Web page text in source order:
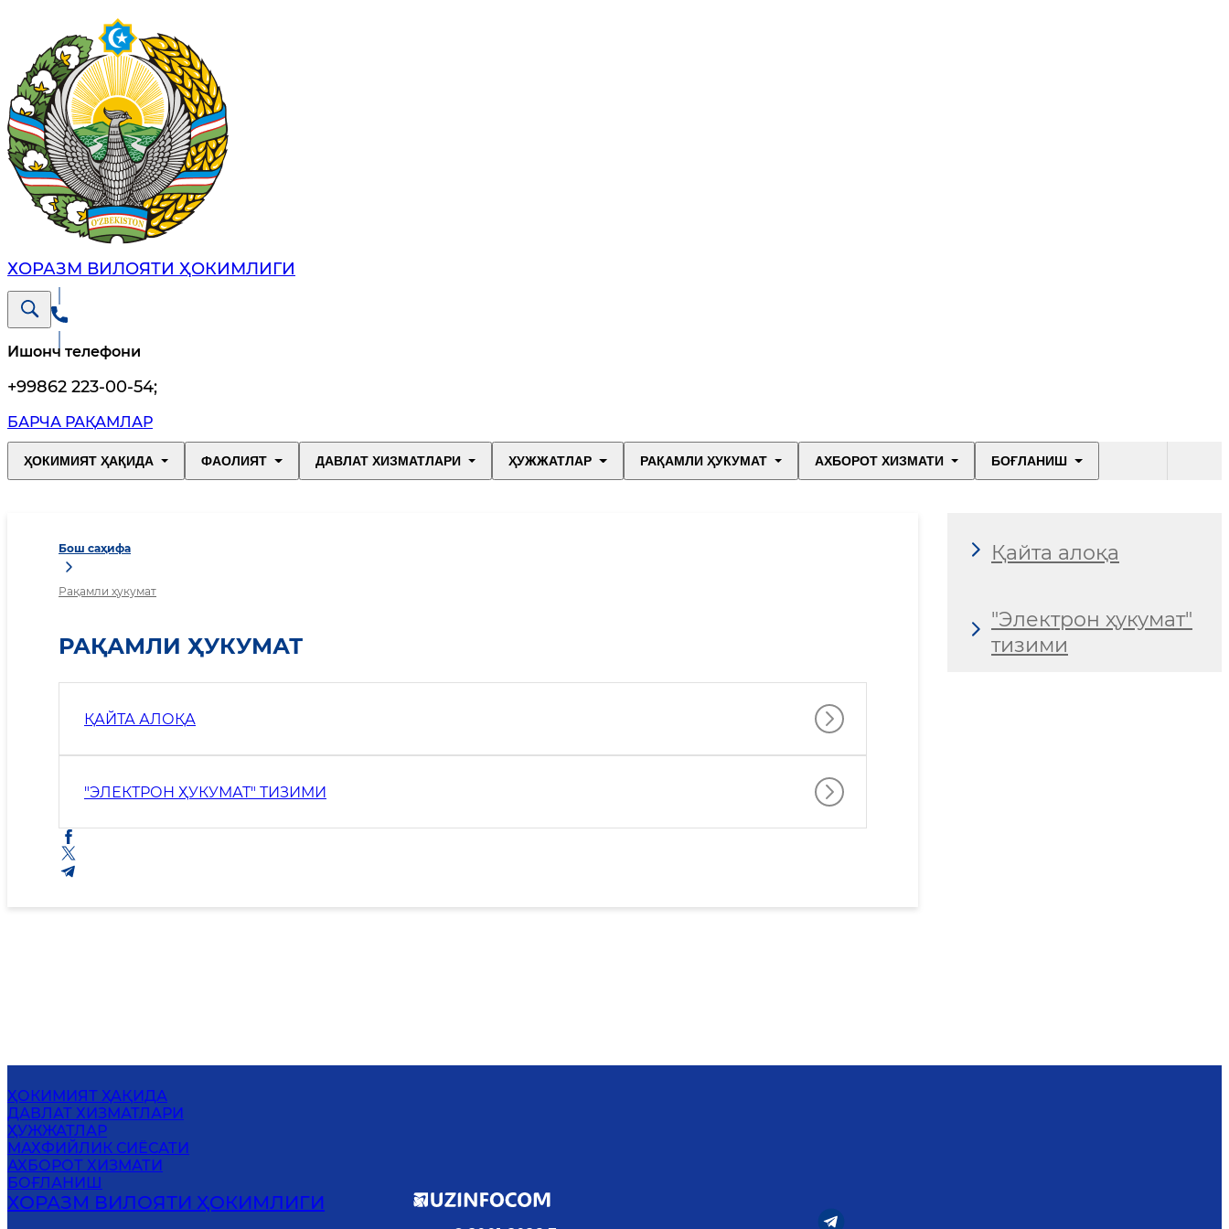
ХОРАЗМ ВИЛОЯТИ ҲОКИМЛИГИ
Ишонч телефони
+99862 223-00-54;
БАРЧА РАҚАМЛАР
ҲОКИМИЯТ ҲАҚИДА ФАОЛИЯТ ДАВЛАТ ХИЗМАТЛАРИ ҲУЖЖАТЛАР РАҚАМЛИ ҲУКУМАТ АХБОРОТ ХИЗМАТИ БОҒЛАНИШ
Бош саҳифа
Рақамли ҳукумат
РАҚАМЛИ ҲУКУМАТ
ҚАЙТА АЛОҚА
"ЭЛЕКТРОН ҲУКУМАТ" ТИЗИМИ
Қайта алоқа
"Электрон ҳукумат"
тизими
ҲОКИМИЯТ ҲАҚИДА
ДАВЛАТ ХИЗМАТЛАРИ
ҲУЖЖАТЛАР
MАХФИЙЛИК СИЁСАТИ
АХБОРОТ ХИЗМАТИ
БОҒЛАНИШ
ХОРАЗМ ВИЛОЯТИ ҲОКИМЛИГИ